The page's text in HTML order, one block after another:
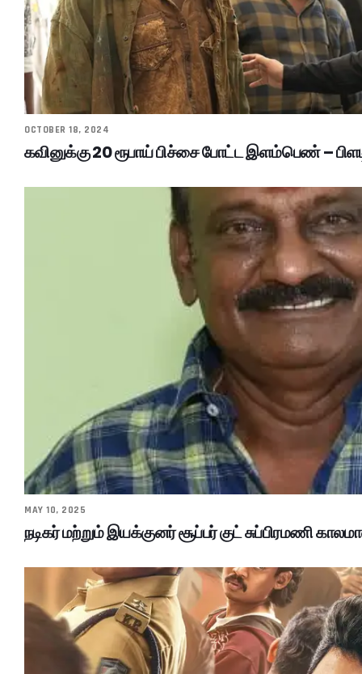
OCTOBER 18, 2024
கவினுக்கு 20 ரூபாய் பிச்சை போட்ட இளம்பெண் –
MAY 10, 2025
நடிகர் மற்றும் இயக்குனர் சூப்பர் குட் சுப்பிரமணி